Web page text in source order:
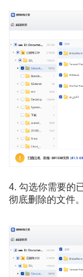
4. 勾选你需要的
彻底删除的文件。